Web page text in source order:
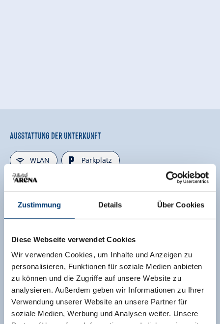
Zustimmung Details Über Cookies
Diese Webseite verwendet Cookies
Wir verwenden Cookies, um Inhalte und Anzeigen zu
personalisieren, Funktionen für soziale Medien anbieten
zu können und die Zugriffe auf unsere Website zu
analysieren. Außerdem geben wir Informationen zu Ihrer
Verwendung unserer Website an unsere Partner für
soziale Medien, Werbung und Analysen weiter. Unsere
Ausstattung der Unterkunft
🜉WLAN 🐈Parkplatz
weitere Ausstattungsmerkmale
Lage
Direkt an der Skibushaltestelle
Direkt am Bahnhof Wiesenlage
Direkt an der Linienbushaltestelle Tallage
Ortsrand